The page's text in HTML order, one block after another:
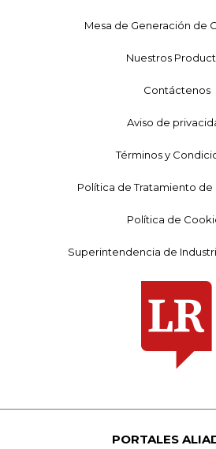
Mesa de Generación de
Nuestros
Contáctenos
Aviso de
Términos y
Política de Tratamiento de
Política de
Superintendencia de
PORTALES